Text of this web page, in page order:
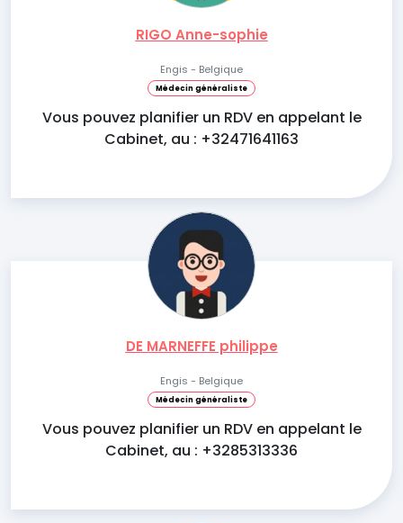
RIGO Anne-sophie
Engis - Belgique
Médecin généraliste
Vous pouvez planifier un RDV en appelant le
Cabinet, au : +32471641163
DE MARNEFFE philippe
Engis - Belgique
Médecin généraliste
Vous pouvez planifier un RDV en appelant le
Cabinet, au : +3285313336